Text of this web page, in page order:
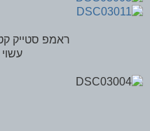
ראמפ סטייק
עשוי